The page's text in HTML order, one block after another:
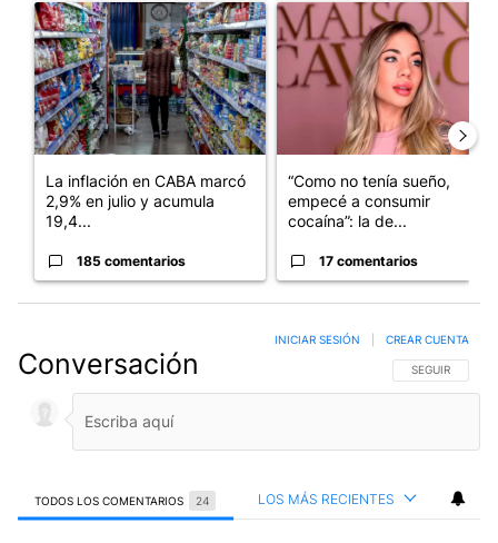
Un artículo de tendencia con el título "La inflación en CABA
La inflación en CABA marcó
2,9% en julio y acumula
19,4...
185 comentarios
Un artículo de tendencia con
“Como no tenía sueño,
empecé a consumir
cocaína”: la de...
17 comentarios
Conversación SIGA ESTA
SEGUIR
INICIAR SESIÓN CREAR CUENTA
TODOS LOS COMENTARIOS 24 LOS MÁS RECIENTES